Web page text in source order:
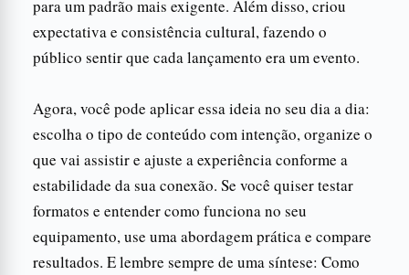
para um padrão mais exigente. Além disso, criou
expectativa e consistência cultural, fazendo o
público sentir que cada lançamento era um evento.
Agora, você pode aplicar essa ideia no seu dia a dia:
escolha o tipo de conteúdo com intenção, organize o
que vai assistir e ajuste a experiência conforme a
estabilidade da sua conexão. Se você quiser testar
formatos e entender como funciona no seu
equipamento, use uma abordagem prática e compare
resultados. E lembre sempre de uma síntese: Como